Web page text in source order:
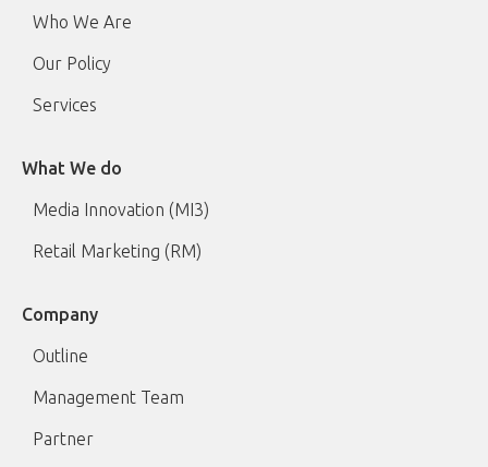
Who We Are
Our Policy
Services
What We do
Media Innovation (MI3)
Retail Marketing (RM)
Company
Outline
Management Team
Partner